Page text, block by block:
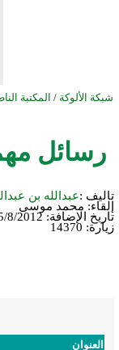
شبكة الألوكة / المكتبة
رسائل
تأليف :عبدالله بن
إلقاء: محمد موسى
تاريخ الإضافة:25/8/2012 ميلادي - 9/10/
زيارة: 14370
العنوان